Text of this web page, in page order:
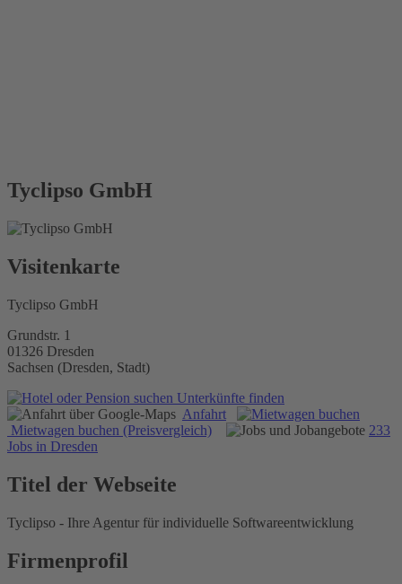
Tyclipso GmbH
Visitenkarte
Tyclipso GmbH
Grundstr. 1
01326 Dresden
Sachsen (Dresden, Stadt)
Unterkünfte finden
Anfahrt
Mietwagen buchen (Preisvergleich)
233
Jobs in Dresden
Titel der Webseite
Tyclipso - Ihre Agentur für individuelle Softwareentwicklung
Firmenprofil